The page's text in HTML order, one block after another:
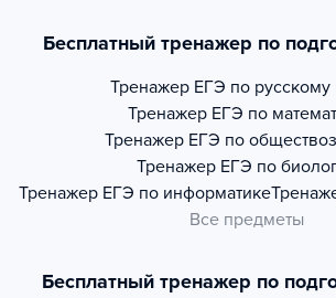
Бесплатный тренажер по
Тренажер ЕГЭ по русскому
Тренажер ЕГЭ по
Тренажер ЕГЭ по
Тренажер ЕГЭ по
Тренажер ЕГЭ по информатике
Все предметы
Бесплатный тренажер по